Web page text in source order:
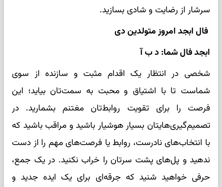
سرشار از رضایت و شادی بسازید.
فال ابجد امروز متولدین دی
ابجد فال شما: د ب آ
شخصی در انتظار یک اقدام مثبت و سازنده از سوی
شماست تا با اشتیاق و محبت به سمت‌تان بیاید؛ این
فرصت را برای تقویت روابط‌تان مغتنم بشمارید. در
تصمیم‌گیری‌هایتان بسیار هوشیار باشید و مراقب باشید که
با انتخاب‌های نادرست، روابط یا فرصت‌های مهم را از دست
ندهید و پل‌های پشت سرتان را خراب نکنید. در یک جمع،
حرفی خواهید شنید که جرقه‌ای برای یک ایده جدید و